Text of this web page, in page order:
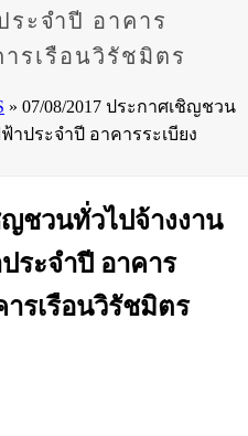
ระจำปี อาคาร
รเรือนวิรัชมิตร
» 07/08/2017 ประกาศเชิญชวน
าประจำปี อาคารระเบียง
ญชวนทั่วไปจ้างงาน
ระจำปี อาคาร
ารเรือนวิรัชมิตร